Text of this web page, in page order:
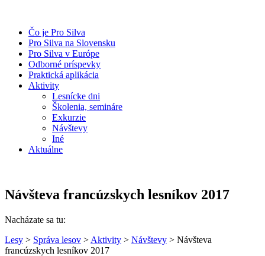
Čo je Pro Silva
Pro Silva na Slovensku
Pro Silva v Európe
Odborné príspevky
Praktická aplikácia
Aktivity
Lesnícke dni
Školenia, semináre
Exkurzie
Návštevy
Iné
Aktuálne
Návšteva francúzskych lesníkov 2017
Nacházate sa tu:
Lesy > Správa lesov > Aktivity > Návštevy > Návšteva
francúzskych lesníkov 2017